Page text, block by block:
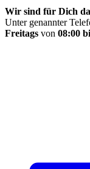
Wir sind für Dich da
Unter genannter
Freitags von 08:00